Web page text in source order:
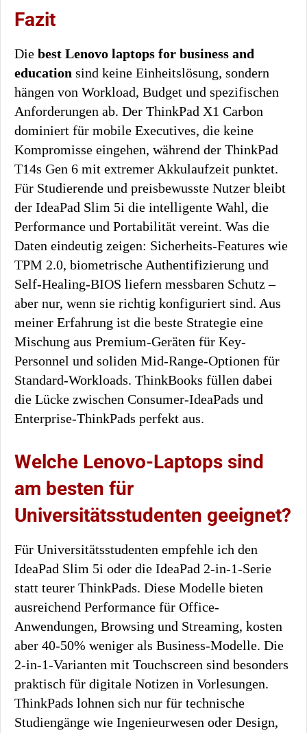
Fazit
Die best Lenovo laptops for business and
education sind keine Einheitslösung, sondern
hängen von Workload, Budget und spezifischen
Anforderungen ab. Der ThinkPad X1 Carbon
dominiert für mobile Executives, die keine
Kompromisse eingehen, während der ThinkPad
T14s Gen 6 mit extremer Akkulaufzeit punktet.
Für Studierende und preisbewusste Nutzer bleibt
der IdeaPad Slim 5i die intelligente Wahl, die
Performance und Portabilität vereint. Was die
Daten eindeutig zeigen: Sicherheits-Features wie
TPM 2.0, biometrische Authentifizierung und
Self-Healing-BIOS liefern messbaren Schutz –
aber nur, wenn sie richtig konfiguriert sind. Aus
meiner Erfahrung ist die beste Strategie eine
Mischung aus Premium-Geräten für Key-
Personnel und soliden Mid-Range-Optionen für
Standard-Workloads. ThinkBooks füllen dabei
die Lücke zwischen Consumer-IdeaPads und
Enterprise-ThinkPads perfekt aus.
Welche Lenovo-Laptops sind
am besten für
Universitätsstudenten geeignet?
Für Universitätsstudenten empfehle ich den
IdeaPad Slim 5i oder die IdeaPad 2-in-1-Serie
statt teurer ThinkPads. Diese Modelle bieten
ausreichend Performance für Office-
Anwendungen, Browsing und Streaming, kosten
aber 40-50% weniger als Business-Modelle. Die
2-in-1-Varianten mit Touchscreen sind besonders
praktisch für digitale Notizen in Vorlesungen.
ThinkPads lohnen sich nur für technische
Studiengänge wie Ingenieurwesen oder Design,